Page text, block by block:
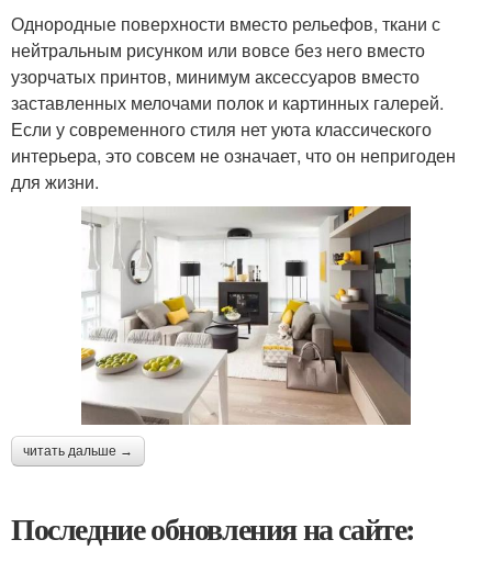
Однородные поверхности вместо рельефов, ткани с
нейтральным рисунком или вовсе без него вместо
узорчатых принтов, минимум аксессуаров вместо
заставленных мелочами полок и картинных галерей.
Если у современного стиля нет уюта классического
интерьера, это совсем не означает, что он непригоден
для жизни.
читать дальше →
Последние обновления на сайте: